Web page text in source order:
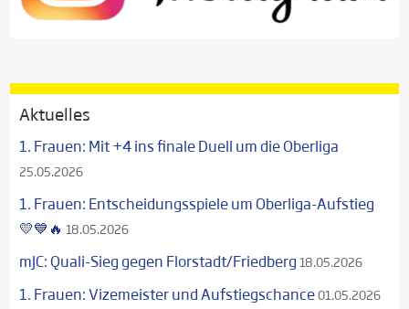
Aktuelles
1. Frauen: Mit +4 ins finale Duell um die Oberliga
25.05.2026
1. Frauen: Entscheidungsspiele um Oberliga-Aufstieg
💛💙🔥 18.05.2026
mJC: Quali-Sieg gegen Florstadt/Friedberg 18.05.2026
1. Frauen: Vizemeister und Aufstiegschance01.05.2026